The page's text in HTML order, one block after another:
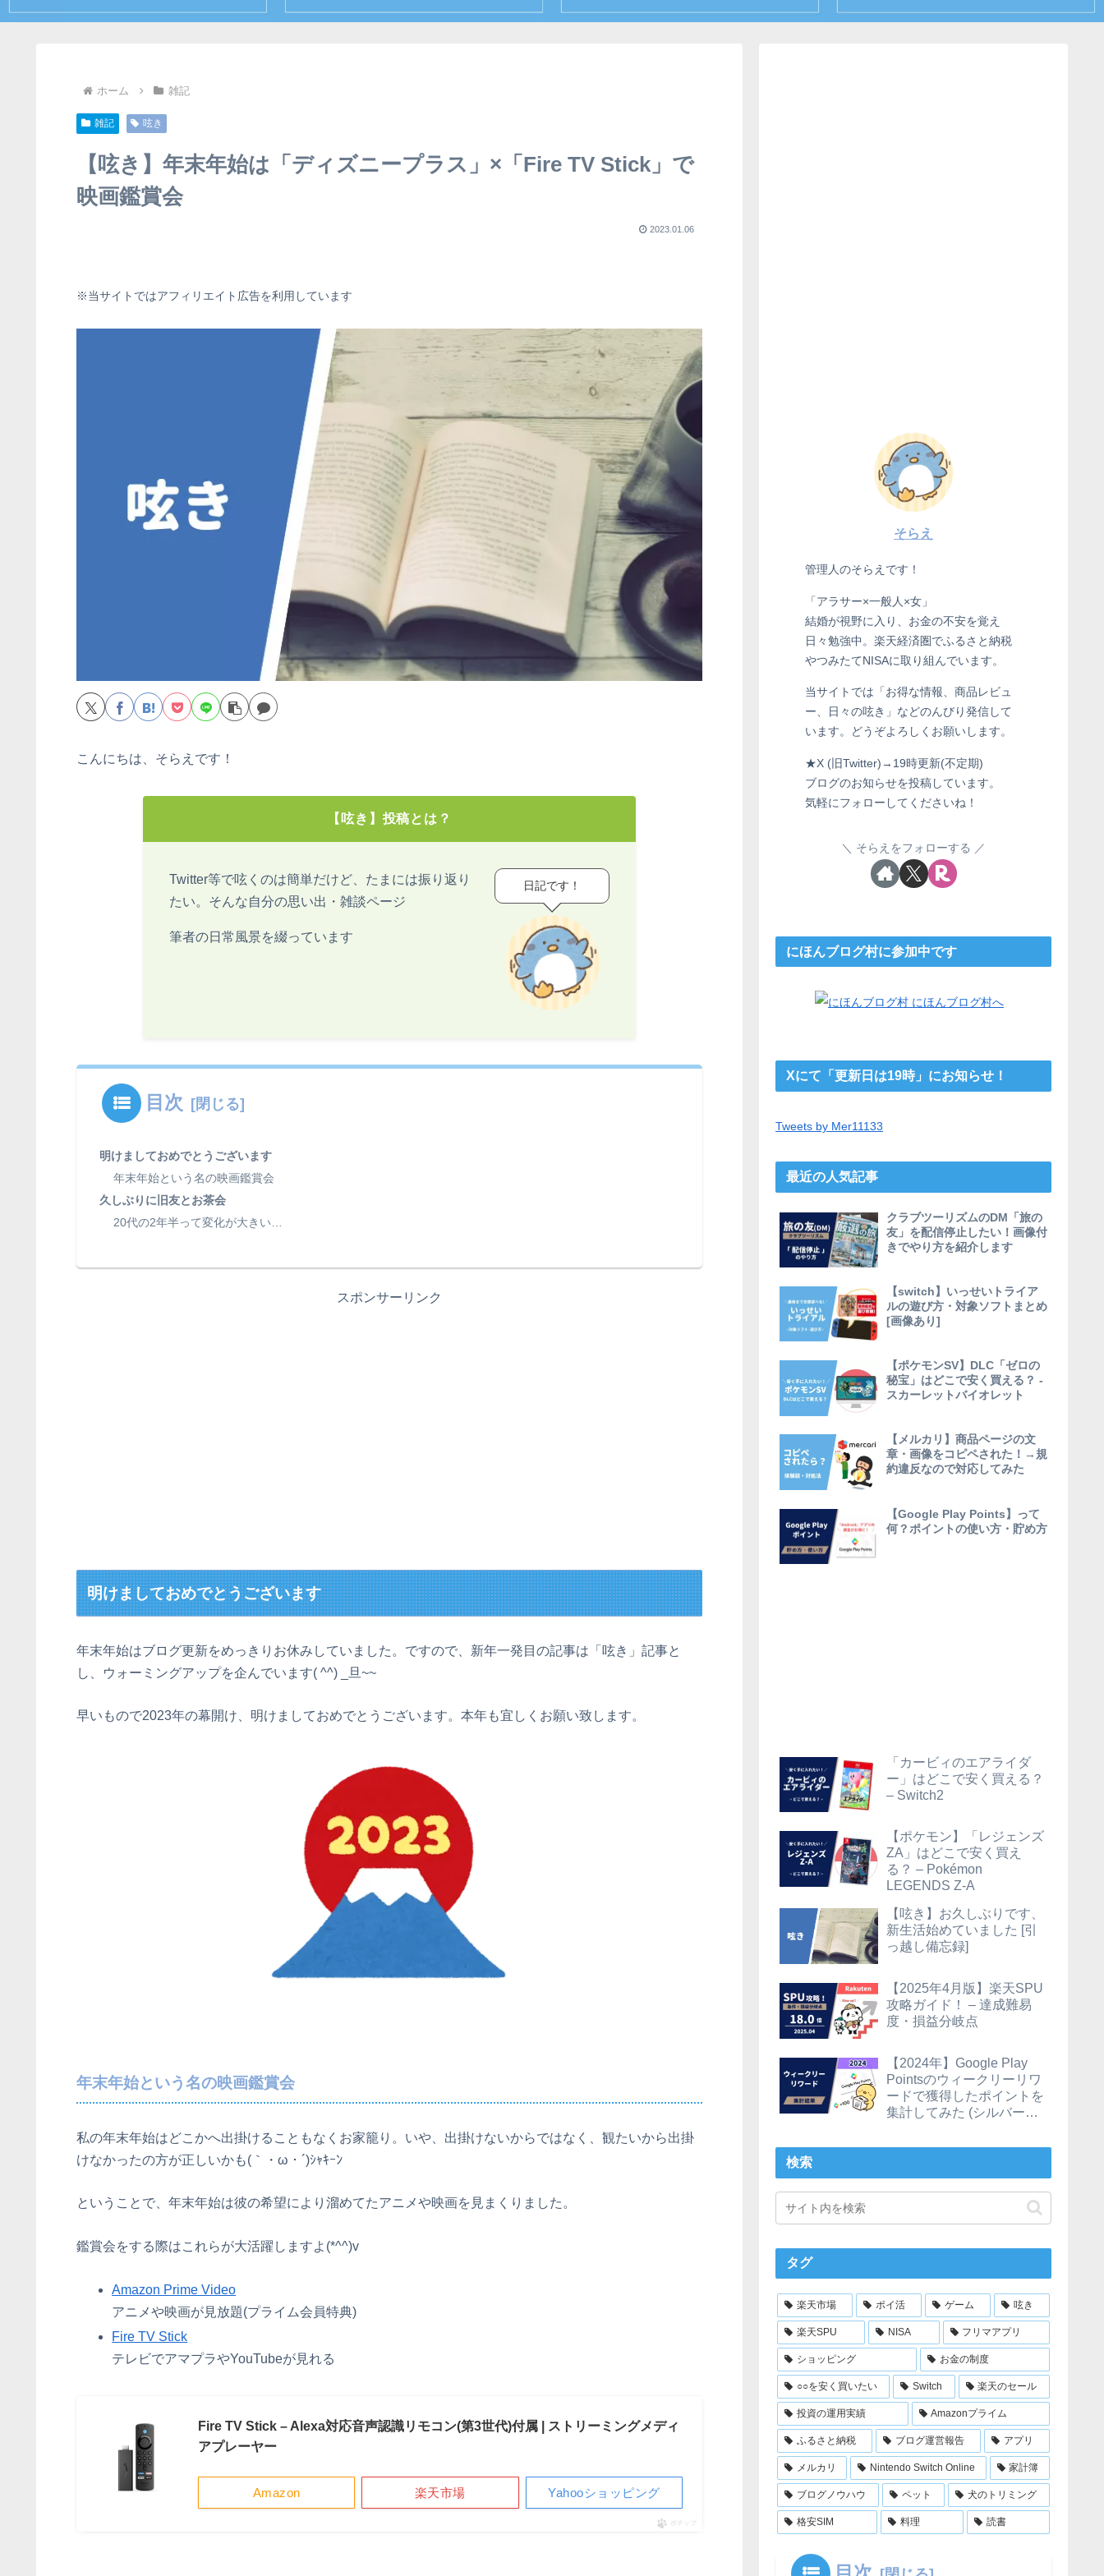
ホーム 雑記
雑記 呟き
【呟き】年末年始は「ディズニープラス」×「Fire TV Stick」で
映画鑑賞会
2023.01.06
※当サイトではアフィリエイト広告を利用しています
こんにちは、そらえです！
【呟き】投稿とは？
Twitter等で呟くのは簡単だけど、たまには振り返り
たい。そんな自分の思い出・雑談ページ
筆者の日常風景を綴っています
日記です！
目次
明けましておめでとうございます
年末年始という名の映画鑑賞会
久しぶりに旧友とお茶会
20代の2年半って変化が大きい…
スポンサーリンク
明けましておめでとうございます
年末年始はブログ更新をめっきりお休みしていました。ですので、新年一発目の記事は「呟き」記事と
し、ウォーミングアップを企んでいます( ^^) _旦~~
早いもので2023年の幕開け、明けましておめでとうございます。本年も宜しくお願い致します。
年末年始という名の映画鑑賞会
私の年末年始はどこかへ出掛けることもなくお家籠り。いや、出掛けないからではなく、観たいから出掛
けなかったの方が正しいかも(｀・ω・´)ｼｬｷｰﾝ
ということで、年末年始は彼の希望により溜めてたアニメや映画を見まくりました。
鑑賞会をする際はこれらが大活躍しますよ(*^^)v
Amazon Prime Video
アニメや映画が見放題(プライム会員特典)
Fire TV Stick
テレビでアマプラやYouTubeが見れる
Fire TV Stick – Alexa対応音声認識リモコン(第3世代)付属 | ストリーミングメディ
アプレーヤー
Amazon 楽天市場 Yahooショッピング
ポチップ
そらえ
管理人のそらえです！
「アラサー×一般人×女」
結婚が視野に入り、お金の不安を覚え
日々勉強中。楽天経済圏でふるさと納税
やつみたてNISAに取り組んでいます。
当サイトでは「お得な情報、商品レビュ
ー、日々の呟き」などのんびり発信して
います。どうぞよろしくお願いします。
★X (旧Twitter)→19時更新(不定期)
ブログのお知らせを投稿しています。
気軽にフォローしてくださいね！
そらえをフォローする
にほんブログ村に参加中です
Xにて「更新日は19時」にお知らせ！
Tweets by Mer11133
最近の人気記事
クラブツーリズムのDM「旅の
友」を配信停止したい！画像付
きでやり方を紹介します
【switch】いっせいトライア
ルの遊び方・対象ソフトまとめ
[画像あり]
【ポケモンSV】DLC「ゼロの
秘宝」はどこで安く買える？ -
スカーレットバイオレット
【メルカリ】商品ページの文
章・画像をコピペされた！→規
約違反なので対応してみた
【Google Play Points】って
何？ポイントの使い方・貯め方
「カービィのエアライダ
ー」はどこで安く買える？
– Switch2
【ポケモン】「レジェンズ
ZA」はどこで安く買え
る？ – Pokémon
LEGENDS Z-A
【呟き】お久しぶりです、
新生活始めていました [引
っ越し備忘録]
【2025年4月版】楽天SPU
攻略ガイド！ – 達成難易
度・損益分岐点
【2024年】Google Play
Pointsのウィークリーリワ
ードで獲得したポイントを
集計してみた (シルバーの
検索
タグ
楽天市場 ポイ活 ゲーム 呟き
楽天SPU NISA フリマアプリ
ショッピング お金の制度
○○を安く買いたい Switch 楽天のセール
投資の運用実績 Amazonプライム
ふるさと納税 ブログ運営報告 アプリ
メルカリ Nintendo Switch Online 家計簿
ブログノウハウ ペット 犬のトリミング
格安SIM 料理 読書